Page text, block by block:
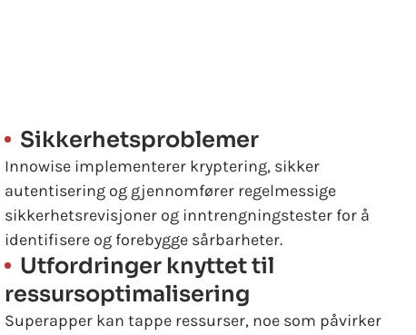
Sikkerhetsproblemer
Innowise implementerer kryptering, sikker
autentisering og gjennomfører regelmessige
sikkerhetsrevisjoner og inntrengningstester for å
identifisere og forebygge sårbarheter.
Utfordringer knyttet til
ressursoptimalisering
Superapper kan tappe ressurser, noe som påvirker